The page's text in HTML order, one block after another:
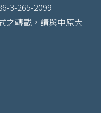
3-265-2099
之轉載，請與中原大